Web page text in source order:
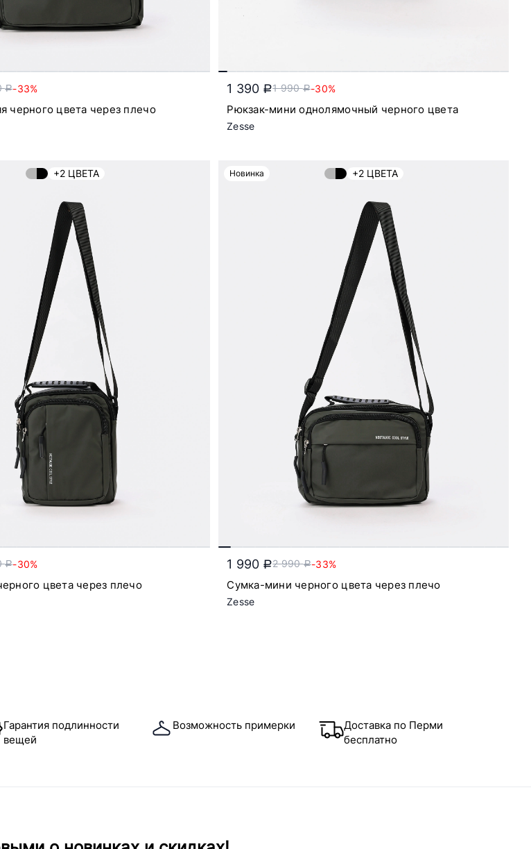
a-33%
черного цвета через плечо
1 390 a1 990a-30%
Рюкзак-мини однолямочный черного цвета
Zesse
+2 ЦВЕТА
a-30%
цвета через плечо
Новинка +2 ЦВЕТА
1 990 a2 990a-33%
Сумка-мини черного цвета через плечо
Zesse
Гарантия подлинности
вещей
Возможность примерки
Доставка по Перми
бесплатно